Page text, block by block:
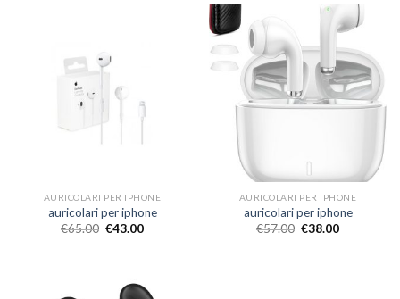
AURICOLARI PER IPHONE
auricolari per iphone
€65.00 €43.00
AURICOLARI PER IPHONE
auricolari per iphone
€57.00 €38.00